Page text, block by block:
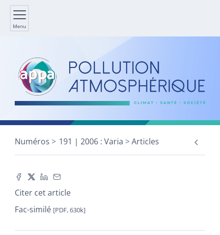
Menu
Numéros 191 | 2006 : Varia Articles
Citer cet article
Fac-similé [PDF, 630k]